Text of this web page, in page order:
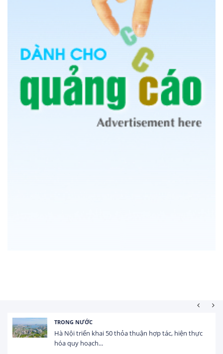
HOẠT ĐỘNG ĐẦU TƯ
Tổng vốn FDI đăng ký vào Việt Nam đạt gần 25 tỷ
USD trong 5 tháng...